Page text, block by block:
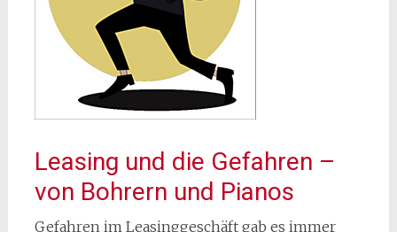
Leasing und die Gefahren –
von Bohrern und Pianos
Gefahren im Leasinggeschäft gab es immer